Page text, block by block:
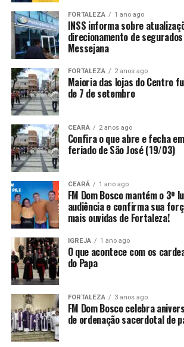
FORTALEZA 1 ano ago
INSS informa sobre
direcionamento de
Messejana
FORTALEZA 2 anos ago
Maioria das lojas do Centro
de 7 de setembro
CEARÁ 2 anos ago
Confira o que abre e fecha
feriado de São José (19/03)
CEARÁ 1 ano ago
FM Dom Bosco mantém o 3º
audiência e confirma sua
mais ouvidas de Fortaleza!
IGREJA 1 ano ago
O que acontece com os
do Papa
FORTALEZA 3 anos ago
FM Dom Bosco celebra
de ordenação sacerdotal de